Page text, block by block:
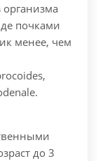
организма
почками
менее, чем
до 3